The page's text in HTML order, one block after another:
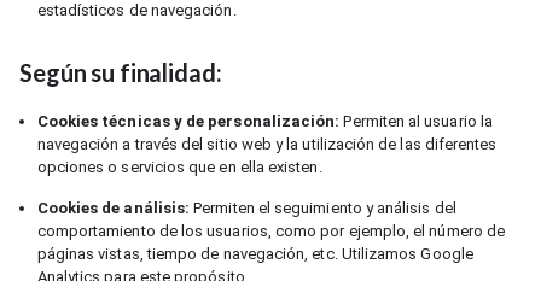
estadísticos de navegación.
Según su finalidad:
Cookies técnicas y de personalización: Permiten al usuario la
navegación a través del sitio web y la utilización de las diferentes
opciones o servicios que en ella existen.
Cookies de análisis: Permiten el seguimiento y análisis del
comportamiento de los usuarios, como por ejemplo, el número de
páginas vistas, tiempo de navegación, etc. Utilizamos Google
Analytics para este propósito.